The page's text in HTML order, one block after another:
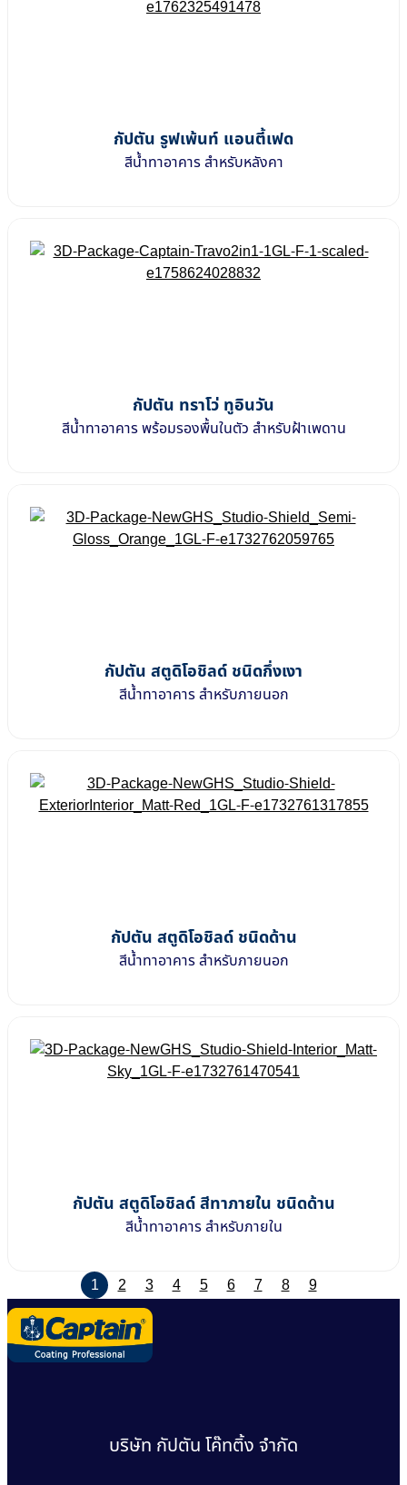
กัปตัน รูฟเพ้นท์ แอนตี้เฟด
สีน้ำทาอาคาร สำหรับหลังคา
กัปตัน ทราโว่ ทูอินวัน
สีน้ำทาอาคาร พร้อมรองพื้นในตัว สำหรับฝ้าเพดาน
กัปตัน สตูดิโอชิลด์ ชนิดกึ่งเงา
สีน้ำทาอาคาร สำหรับภายนอก
กัปตัน สตูดิโอชิลด์ ชนิดด้าน
สีน้ำทาอาคาร สำหรับภายนอก
กัปตัน สตูดิโอชิลด์ สีทาภายใน ชนิดด้าน
สีน้ำทาอาคาร สำหรับภายใน
1 2 3 4 5 6 7 8 9
บริษัท กัปตัน โค๊ทติ้ง จำกัด